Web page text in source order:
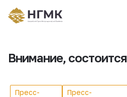
Внимание,
Пресс-
Пресс-